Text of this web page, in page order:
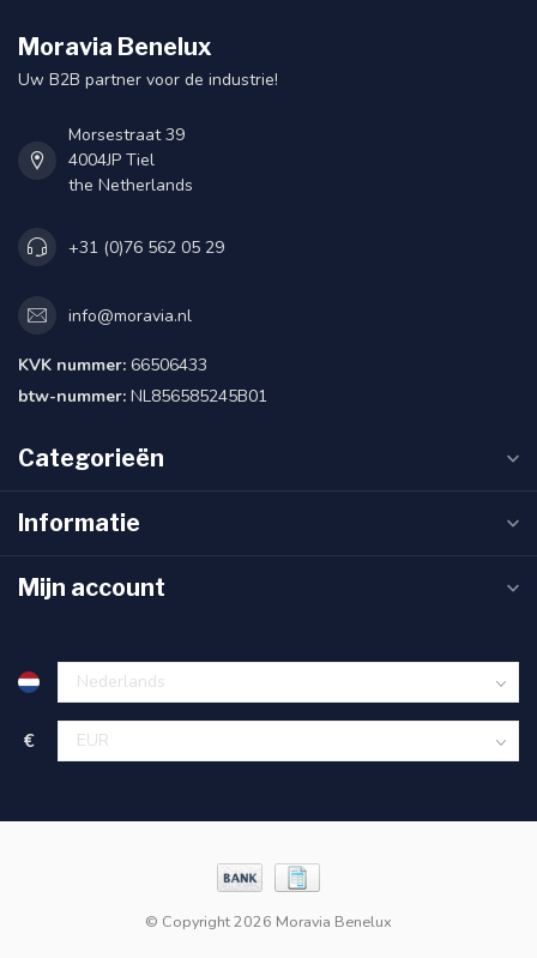
Moravia Benelux
Uw B2B partner voor de industrie!
Morsestraat 39
4004JP Tiel
the Netherlands
+31 (0)76 562 05 29
info@moravia.nl
KVK nummer: 66506433
btw-nummer: NL856585245B01
Categorieën
Informatie
Mijn account
€
© Copyright 2026 Moravia Benelux